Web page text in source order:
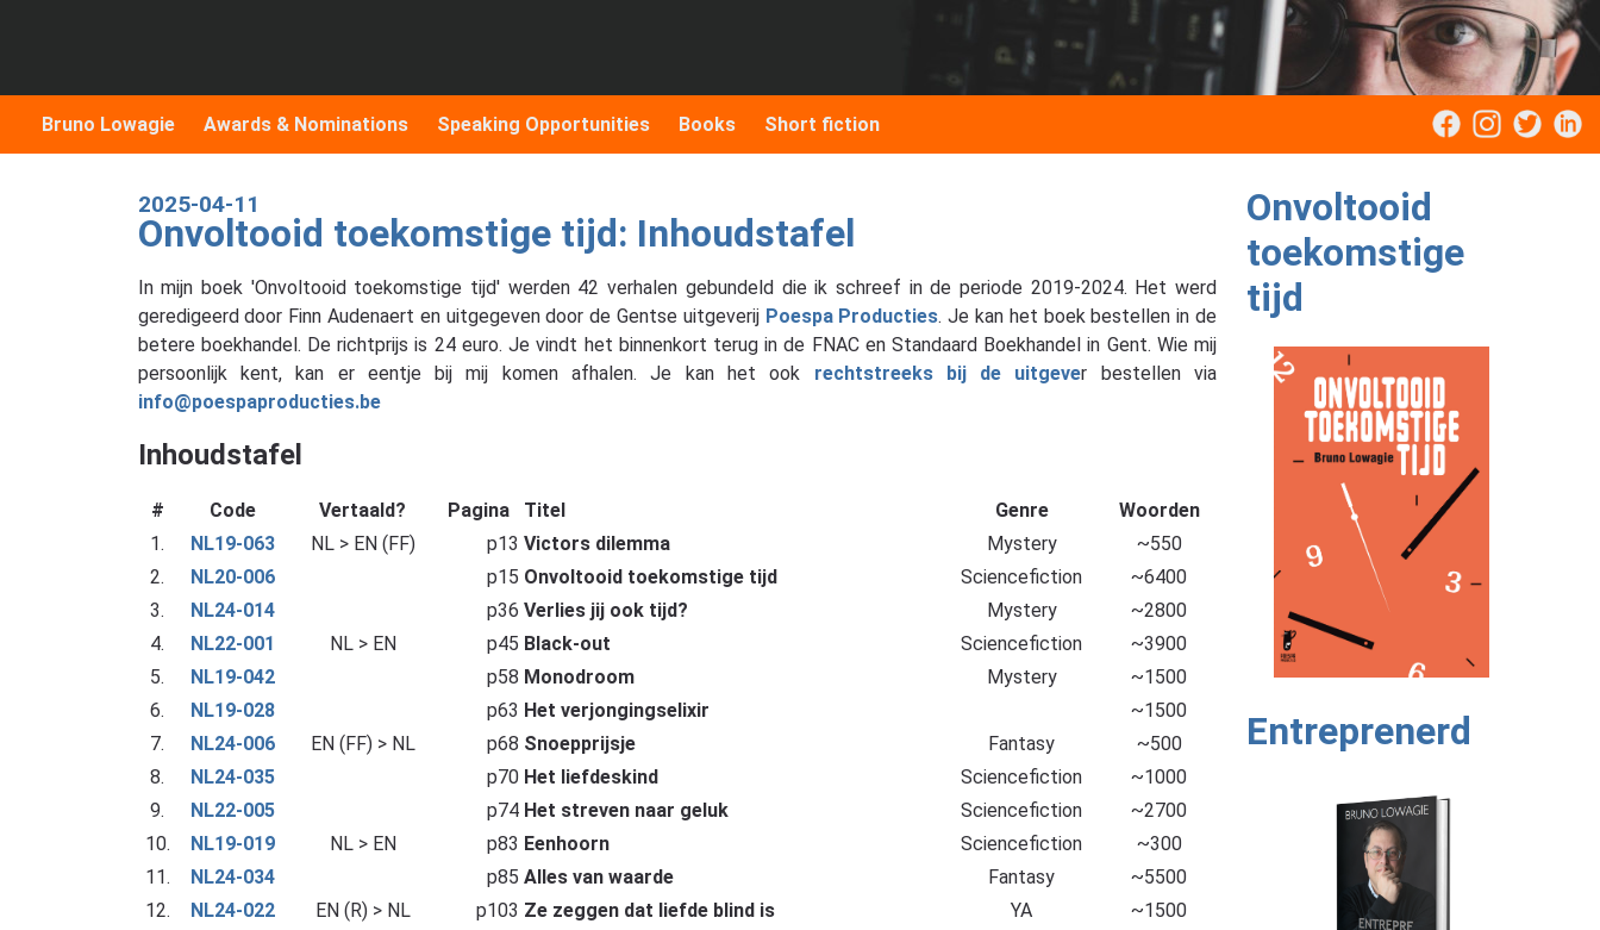
Bruno Lowagie Awards & Nominations Speaking Opportunities Books Short fiction
2025-04-11
Onvoltooid toekomstige tijd: Inhoudstafel
In mijn boek 'Onvoltooid toekomstige tijd' werden 42 verhalen gebundeld die ik schreef in de periode 2019-2024. Het werd
geredigeerd door Finn Audenaert en uitgegeven door de Gentse uitgeverij Poespa Producties. Je kan het boek bestellen in de
betere boekhandel. De richtprijs is 24 euro. Je vindt het binnenkort terug in de FNAC en Standaard Boekhandel in Gent. Wie mij
persoonlijk kent, kan er eentje bij mij komen afhalen. Je kan het ook rechtstreeks bij de uitgever bestellen via
info@poespaproducties.be
Inhoudstafel
# Code Vertaald? Pagina Titel Genre
Woorden
1.
NL19-063 NL > EN (FF) p13 Victors dilemma Mystery
~550
2.
NL20-006 p15 Onvoltooid toekomstige tijd Sciencefiction
~6400
3.
NL24-014 p36 Verlies jij ook tijd? Mystery
~2800
4.
NL22-001 NL > EN p45 Black-out Sciencefiction
~3900
5.
NL19-042 p58 Monodroom Mystery
~1500
6.
NL19-028 p63 Het verjongingselixir
~1500
7.
NL24-006 EN (FF) > NL p68 Snoepprijsje Fantasy
~500
8.
NL24-035 p70 Het liefdeskind Sciencefiction
~1000
9.
NL22-005 p74 Het streven naar geluk Sciencefiction
~2700
10.
NL19-019 NL > EN p83 Eenhoorn Sciencefiction
~300
11.
NL24-034 p85 Alles van waarde Fantasy
~5500
12.
NL24-022 EN (R) > NL p103 Ze zeggen dat liefde blind is YA
~1500
Onvoltooid
toekomstige
tijd
Entreprenerd